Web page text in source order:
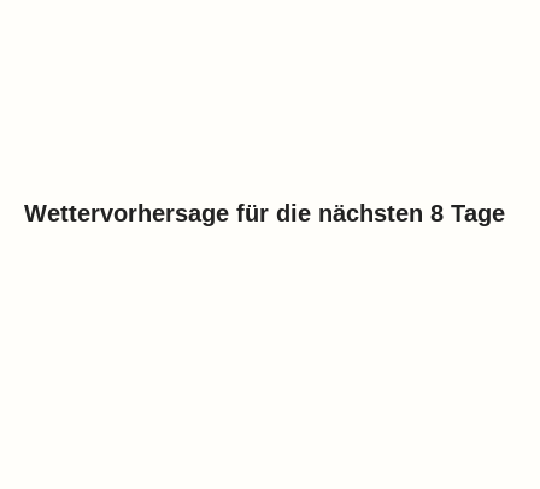
Wettervorhersage für die nächsten 8 Tage